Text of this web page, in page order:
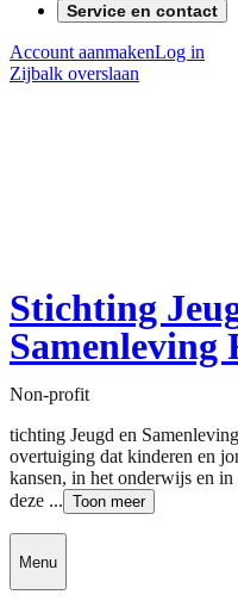
Service en contact
Account aanmakenLog in
Zijbalk overslaan
Stichting
Samenleving
Non-profit
tichting Jeugd en
overtuiging dat kinderen en
kansen, in het onderwijs en in
deze ... Toon meer
Menu